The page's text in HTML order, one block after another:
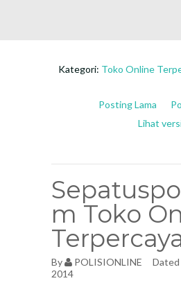
Kategori: Toko Online
Posting Lama
Lihat
m Toko
By POLISIONLINE Dated
2014